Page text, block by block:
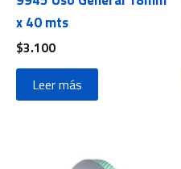
x 40 mts
$3.100
Leer más